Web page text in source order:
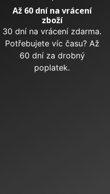
Až 60 dní na vrácení
zboží
30 dní na vrácení zdarma.
Potřebujete víc času? Až
60 dní za drobný
poplatek.